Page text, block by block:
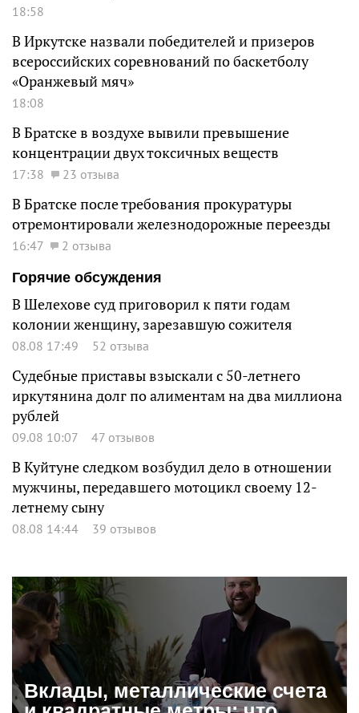
18:58
В Иркутске назвали победителей и призеров
всероссийских соревнований по баскетболу
«Оранжевый мяч»
18:08
В Братске в воздухе вывили превышение
концентрации двух токсичных веществ
17:38 23 отзыва
В Братске после требования прокуратуры
отремонтировали железнодорожные переезды
16:47
2 отзыва
Горячие обсуждения
В Шелехове суд приговорил к пяти годам
колонии женщину, зарезавшую сожителя
08.08 17:49 52 отзыва
Судебные приставы взыскали с 50-летнего
иркутянина долг по алиментам на два миллиона
рублей
09.08 10:07 47 отзывов
В Куйтуне следком возбудил дело в отношении
мужчины, передавшего мотоцикл своему 12-
летнему сыну
08.08 14:44 39 отзывов
Вклады, металлические счета